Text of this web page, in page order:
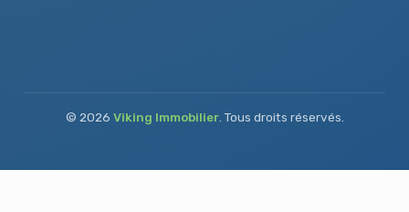
© 2026 Viking Immobilier. Tous droits réservés.